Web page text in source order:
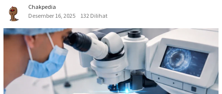
Chakpedia
Desember 16, 2025
132 Dilihat